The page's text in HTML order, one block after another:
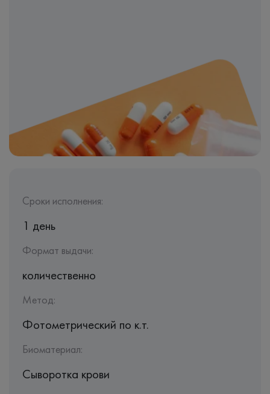
Сроки исполнения:
1 день
Формат выдачи:
количественно
Метод:
Фотометрический по к.т.
Биоматериал:
Сыворотка крови